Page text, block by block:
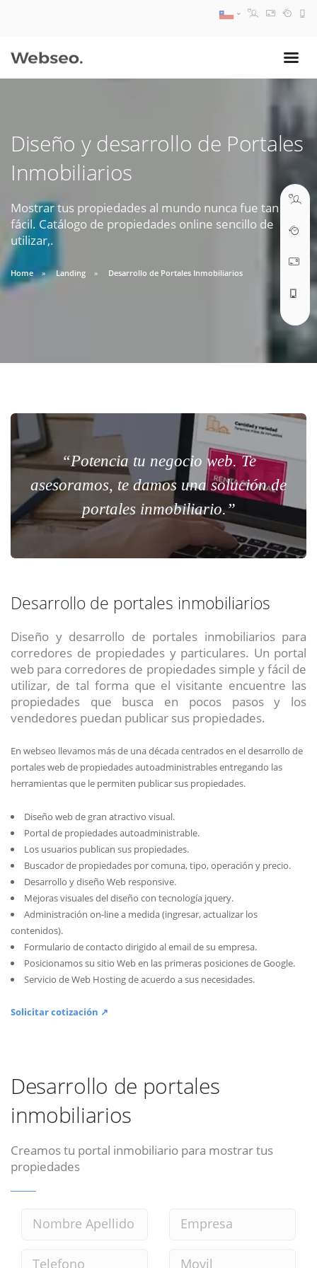
Diseño y desarrollo de Portales
Inmobiliarios
Mostrar tus propiedades al mundo nunca fue tan
fácil. Catálogo de propiedades online sencillo de
utilizar,.
Home Landing Desarrollo de Portales Inmobiliarios
“Potencia tu negocio web. Te
asesoramos, te damos una solución de
portales inmobiliario.”
Desarrollo de portales inmobiliarios
Diseño y desarrollo de portales inmobiliarios para
corredores de propiedades y particulares. Un portal
web para corredores de propiedades simple y fácil de
utilizar, de tal forma que el visitante encuentre las
propiedades que busca en pocos pasos y los
vendedores puedan publicar sus propiedades.
En webseo llevamos más de una década centrados en el desarrollo de
portales web de propiedades autoadministrables entregando las
herramientas que le permiten publicar sus propiedades.
Diseño web de gran atractivo visual.
Portal de propiedades autoadministrable.
Los usuarios publican sus propiedades.
Buscador de propiedades por comuna, tipo, operación y precio.
Desarrollo y diseño Web responsive.
Mejoras visuales del diseño con tecnología jquery.
Administración on-line a medida (ingresar, actualizar los
contenidos).
Formulario de contacto dirigido al email de su empresa.
Posicionamos su sitio Web en las primeras posiciones de Google.
Servicio de Web Hosting de acuerdo a sus necesidades.
Solicitar cotización ↗
Desarrollo de portales
inmobiliarios
Creamos tu portal inmobiliario para mostrar tus
propiedades
09:30 AM A 18:30 PM
soporte@webseo.cl